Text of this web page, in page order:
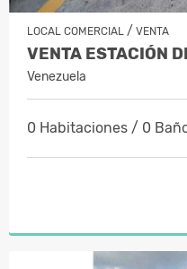
LOCAL COMERCIAL / VENTA
Venezuela
0 Habitaciones / 0